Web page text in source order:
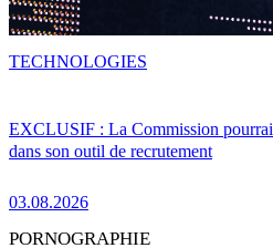
EXCLUSIF : La Commission
dans son outil de recrutement
03.08.2026
TECHNOLOGIES
PORNOGRAPHIE